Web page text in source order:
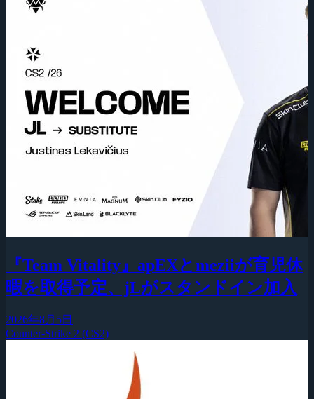
『Team Vitality』apEXとmeziiが育児休
暇を取得予定、jLがスタンドイン加入
2026年8月5日
Counter-Strike 2 (CS2)